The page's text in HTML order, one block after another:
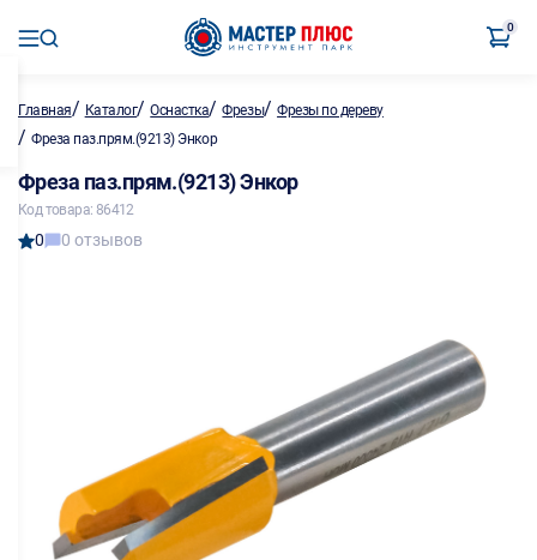
0
Главная/ Каталог/Оснастка/Фрезы/Фрезы по дереву
/ Фреза паз.прям.(9213) Энкор
Фреза паз.прям.(9213) Энкор
Код товара: 86412
0 0 отзывов